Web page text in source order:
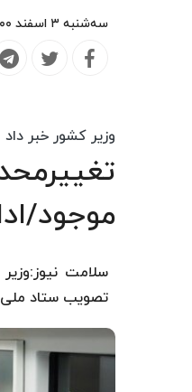
سه‌شنبه ۳ اسفند ۱۴۰۰ - ۱۴:۲۲
وزیر کشور خبر داد
موجود/
سلامت
تصویب ستاد ملی